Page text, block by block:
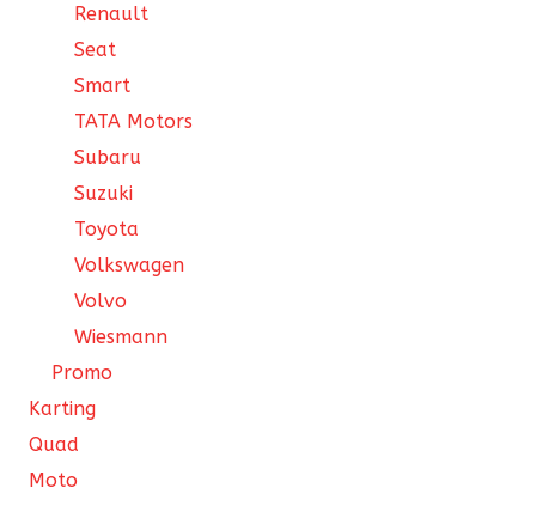
Renault
Seat
Smart
TATA Motors
Subaru
Suzuki
Toyota
Volkswagen
Volvo
Wiesmann
Promo
Karting
Quad
Moto